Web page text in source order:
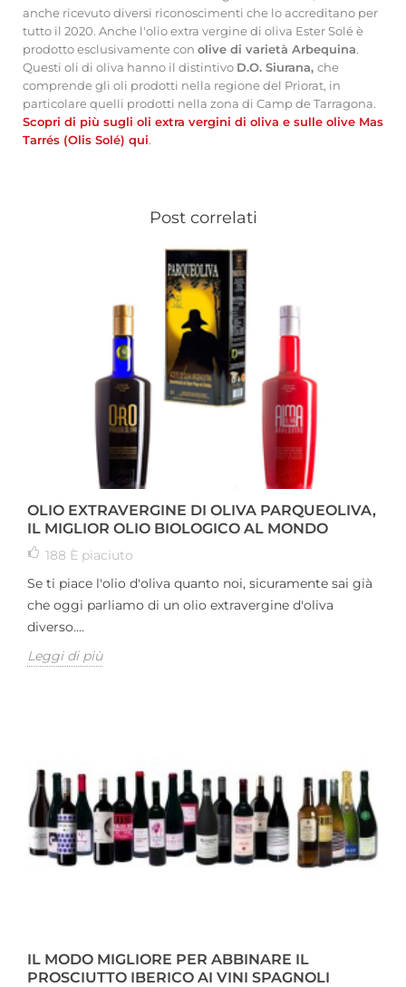
anche ricevuto diversi riconoscimenti che lo accreditano per
tutto il 2020. Anche l'olio extra vergine di oliva Ester Solé è
prodotto esclusivamente con olive di varietà Arbequina.
Questi oli di oliva hanno il distintivo D.O. Siurana, che
comprende gli oli prodotti nella regione del Priorat, in
particolare quelli prodotti nella zona di Camp de Tarragona.
Scopri di più sugli oli extra vergini di oliva e sulle olive Mas
Tarrés (Olis Solé) qui.
Post correlati
OLIO EXTRAVERGINE DI OLIVA PARQUEOLIVA,
IL MIGLIOR OLIO BIOLOGICO AL MONDO
188 È piaciuto
Se ti piace l'olio d'oliva quanto noi, sicuramente sai già
che oggi parliamo di un olio extravergine d'oliva
diverso....
Leggi di più
IL MODO MIGLIORE PER ABBINARE IL
PROSCIUTTO IBERICO AI VINI SPAGNOLI